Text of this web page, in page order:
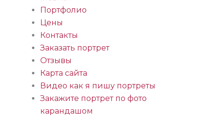
Портфолио
Цены
Контакты
Заказать портрет
Отзывы
Карта сайта
Видео как я пишу портреты
Закажите портрет по фото
карандашом